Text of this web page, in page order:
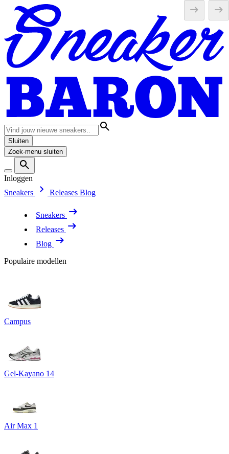
Sluiten
Zoek-menu sluiten
Inloggen
Sneakers
Releases Blog
Sneakers
Releases
Blog
Populaire modellen
Campus
Gel-Kayano 14
Air Max 1